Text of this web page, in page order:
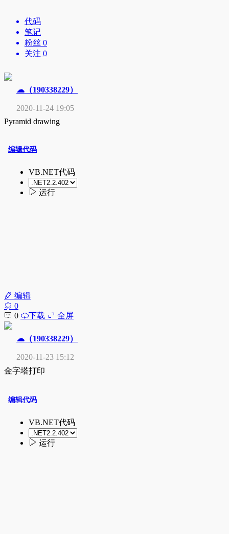
代码
笔记
粉丝 0
关注 0
☁（190338229）
2020-11-24 19:05
Pyramid drawing
编辑
0
0
下载 全屏
☁（190338229）
2020-11-23 15:12
金字塔打印